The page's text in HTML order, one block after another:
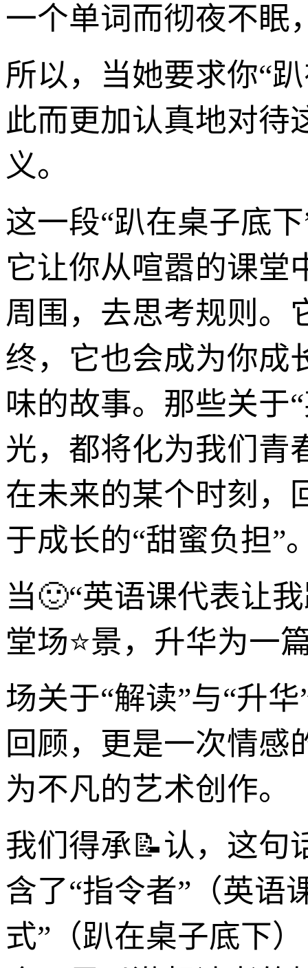
一个单词而彻夜不眠
所以，当她要求你“
此而更加认真地对待
义。
这一段“趴在桌子底
它让你从喧嚣的课堂
周围，去思考规则。
终，它也会成为你成
味的故事。那些关于
光，都将化为我们青
在未来的某个时刻，
于成长的“甜蜜负担”
当🙂“英语课代表让
堂场⭐景，升华为一
场关于“解读”与“升
回顾，更是一次情感
为不凡的艺术创作。
我们得承📝认，这句
含了“指令者”（英语
式”（趴在桌子底下